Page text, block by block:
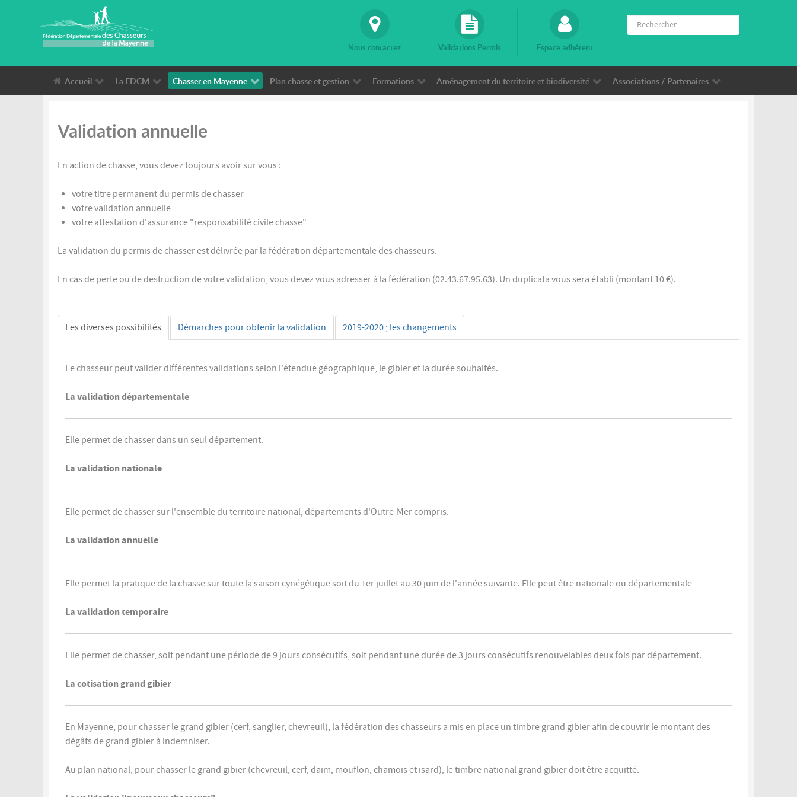
Nous contactez Validations Permis Espace adhérent
Accueil La FDCM Chasser en Mayenne Plan chasse et gestion Formations Aménagement du territoire et biodiversité Associations / Partenaires
Validation annuelle
En action de chasse, vous devez toujours avoir sur vous :
votre titre permanent du permis de chasser
votre validation annuelle
votre attestation d'assurance "responsabilité civile chasse"
La validation du permis de chasser est délivrée par la fédération départementale des chasseurs.
En cas de perte ou de destruction de votre validation, vous devez vous adresser à la fédération (02.43.67.95.63). Un duplicata vous sera établi (montant 10 €).
Les diverses possibilités Démarches pour obtenir la validation 2019-2020 ; les changements
Le chasseur peut valider différentes validations selon l'étendue géographique, le gibier et la durée souhaités.
La validation départementale
Elle permet de chasser dans un seul département.
La validation nationale
Elle permet de chasser sur l'ensemble du territoire national, départements d'Outre-Mer compris.
La validation annuelle
Elle permet la pratique de la chasse sur toute la saison cynégétique soit du 1er juillet au 30 juin de l'année suivante. Elle peut être nationale ou départementale
La validation temporaire
Elle permet de chasser, soit pendant une période de 9 jours consécutifs, soit pendant une durée de 3 jours consécutifs renouvelables deux fois par département.
La cotisation grand gibier
En Mayenne, pour chasser le grand gibier (cerf, sanglier, chevreuil), la fédération des chasseurs a mis en place un timbre grand gibier afin de couvrir le montant des
dégâts de grand gibier à indemniser.
Au plan national, pour chasser le grand gibier (chevreuil, cerf, daim, mouflon, chamois et isard), le timbre national grand gibier doit être acquitté.